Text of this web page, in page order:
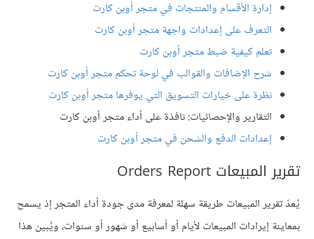
إدارة الأقسام والمنتجات في متجر أوبن كارت
التعرف على إعدادات واجهة متجر أوبن كارت
تعلم كيفية ضبط متجر أوبن كارت
شرح الإضافات والقوالب في لوحة تحكم متجر أوبن كارت
نظرة على خيارات التسويق التي يوفرها متجر أوبن كارت
التقارير والإحصائيات: نافذة على أداء متجر أوبن كارت
إعدادات الدفع والشحن في متجر أوبن كارت
تقرير المبيعات Orders Report
يُعدّ تقرير المبيعات طريقة سهلة لمعرفة مدى جودة أداء المتجر إذ يسمح
بمعاينة إيرادات المبيعات لأيام أو أسابيع أو شهور أو سنوات، ويُبين هذا